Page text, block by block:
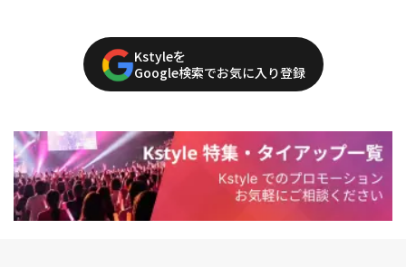
Kstyleを
Google検索でお気に入り登録